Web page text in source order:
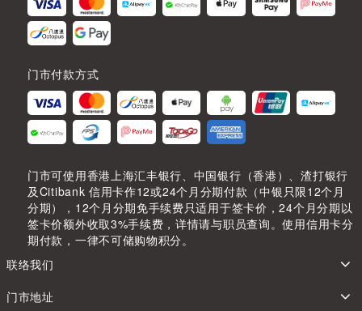
门市付款方式
门市可使用香港上海汇丰银行、中国银行（香港）、渣打银行
及Citibank 信用卡作12或24个月分期付款（中银只限12个月
分期），12个月分期免手续费只适用于签卡价，24个月分期以
签卡价额外收取3%手续费，详情请与职员查询。使用信用卡分
期付款，一律不可储购物积分。
联络我们
门市地址